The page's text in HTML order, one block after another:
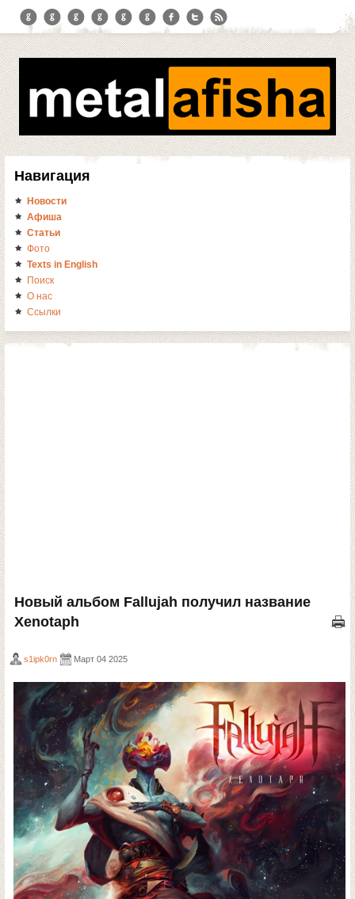
Навигация
Новости
Афиша
Статьи
Фото
Texts in English
Поиск
О нас
Ссылки
Новый альбом Fallujah получил название
Xenotaph
s1ipk0rn Март 04 2025